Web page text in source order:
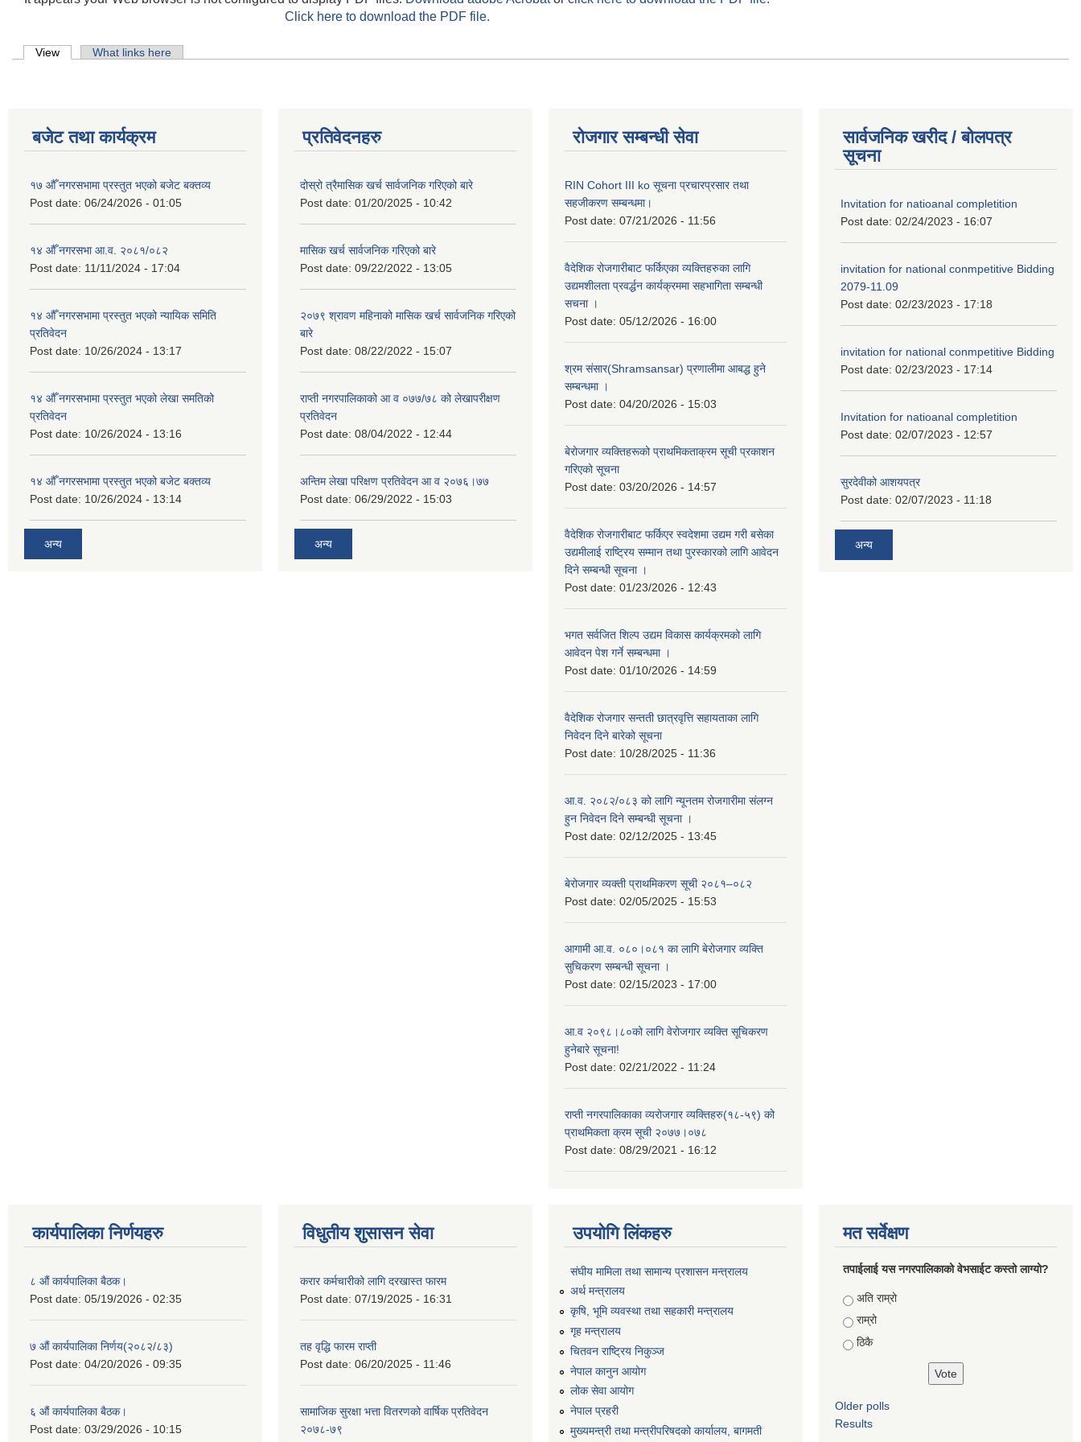
Click here to download the PDF file.
Primary tabs
View (active tab)What links here
बजेट तथा कार्यक्रम
१७ औँ नगरसभामा प्रस्तुत भएको बजेट बक्तव्य
Post date: 06/24/2026 - 01:05
१४ औँ नगरसभा आ.व. २०८१/०८२
Post date: 11/11/2024 - 17:04
१४ औँ नगरसभामा प्रस्तुत भएको न्यायिक समिति
प्रतिवेदन
Post date: 10/26/2024 - 13:17
१४ औँ नगरसभामा प्रस्तुत भएको लेखा समतिको
प्रतिवेदन
Post date: 10/26/2024 - 13:16
१४ औँ नगरसभामा प्रस्तुत भएको बजेट बक्तव्य
Post date: 10/26/2024 - 13:14
अन्य
प्रतिवेदनहरु
दोस्रो त्रैमासिक खर्च सार्वजनिक गरिएको बारे
Post date: 01/20/2025 - 10:42
मासिक खर्च सार्वजनिक गरिएको बारे
Post date: 09/22/2022 - 13:05
२०७९ श्रावण महिनाको मासिक खर्च सार्वजनिक गरिएको
बारे
Post date: 08/22/2022 - 15:07
राप्ती नगरपालिकाको आ व ०७७/७८ को लेखापरीक्षण
प्रतिवेदन
Post date: 08/04/2022 - 12:44
अन्तिम लेखा परिक्षण प्रतिवेदन आ व २०७६।७७
Post date: 06/29/2022 - 15:03
अन्य
रोजगार सम्बन्धी सेवा
RIN Cohort III ko सूचना प्रचारप्रसार तथा
सहजीकरण सम्बन्धमा।
Post date: 07/21/2026 - 11:56
वैदेशिक रोजगारीबाट फर्किएका व्यक्तिहरुका लागि
उद्यमशीलता प्रवर्द्धन कार्यक्रममा सहभागिता सम्बन्धी
सचना ।
Post date: 05/12/2026 - 16:00
श्रम संसार(Shramsansar) प्रणालीमा आबद्ध हुने
सम्बन्धमा ।
Post date: 04/20/2026 - 15:03
बेरोजगार व्यक्तिहरूको प्राथमिकताक्रम सूची प्रकाशन
गरिएको सूचना
Post date: 03/20/2026 - 14:57
वैदेशिक रोजगारीबाट फर्किएर स्वदेशमा उद्यम गरी बसेका
उद्यमीलाई राष्ट्रिय सम्मान तथा पुरस्कारको लागि आवेदन
दिने सम्बन्धी सूचना ।
Post date: 01/23/2026 - 12:43
भगत सर्वजित शिल्प उद्यम विकास कार्यक्रमको लागि
आवेदन पेश गर्ने सम्बन्धमा ।
Post date: 01/10/2026 - 14:59
वैदेशिक रोजगार सन्तती छात्रवृत्ति सहायताका लागि
निवेदन दिने बारेको सूचना
Post date: 10/28/2025 - 11:36
आ.व. २०८२/०८३ को लागि न्यूनतम रोजगारीमा संलग्न
हुन निवेदन दिने सम्बन्धी सूचना ।
Post date: 02/12/2025 - 13:45
बेरोजगार व्यक्ती प्राथमिकरण सूची २०८१–०८२
Post date: 02/05/2025 - 15:53
आगामी आ.व. ०८०।०८१ का लागि बेरोजगार व्यक्ति
सुचिकरण सम्बन्धी सूचना ।
Post date: 02/15/2023 - 17:00
आ.व २०९८।८०को लागि वेरोजगार व्यक्ति सूचिकरण
हुनेबारे सूचना!
Post date: 02/21/2022 - 11:24
राप्ती नगरपालिकाका व्यरोजगार व्यक्तिहरु(१८-५९) को
प्राथमिकता क्रम सूची २०७७।०७८
Post date: 08/29/2021 - 16:12
सार्वजनिक खरीद / बोलपत्र
सूचना
Invitation for natioanal completition
Post date: 02/24/2023 - 16:07
invitation for national conmpetitive Bidding
2079-11.09
Post date: 02/23/2023 - 17:18
invitation for national conmpetitive Bidding
Post date: 02/23/2023 - 17:14
Invitation for natioanal completition
Post date: 02/07/2023 - 12:57
सुरदेवीको आशयपत्र
Post date: 02/07/2023 - 11:18
अन्य
कार्यपालिका निर्णयहरु
८ औं कार्यपालिका बैठक।
Post date: 05/19/2026 - 02:35
७ औं कार्यपालिका निर्णय(२०८२/८३)
Post date: 04/20/2026 - 09:35
६ औं कार्यपालिका बैठक।
Post date: 03/29/2026 - 10:15
विधुतीय शुसासन सेवा
करार कर्मचारीको लागि दरखास्त फारम
Post date: 07/19/2025 - 16:31
तह वृद्धि फारम राप्ती
Post date: 06/20/2025 - 11:46
सामाजिक सुरक्षा भत्ता वितरणको वार्षिक प्रतिवेदन
२०७८-७९
उपयोगि लिंकहरु
संघीय मामिला तथा सामान्य प्रशासन मन्त्रालय
अर्थ मन्त्रालय
कृषि, भूमि व्यवस्था तथा सहकारी मन्त्रालय
गृह मन्त्रालय
चितवन राष्ट्रिय निकुञ्ज
नेपाल कानुन आयोग
लोक सेवा आयोग
नेपाल प्रहरी
मुख्यमन्त्री तथा मन्त्रीपरिषदको कार्यालय, बागमती
मत सर्वेक्षण
तपाईलाई यस नगरपालिकाको वेभसाईट कस्तो लाग्यो?
Choices
अति राम्रो
राम्रो
ठिकै
Older polls
Results